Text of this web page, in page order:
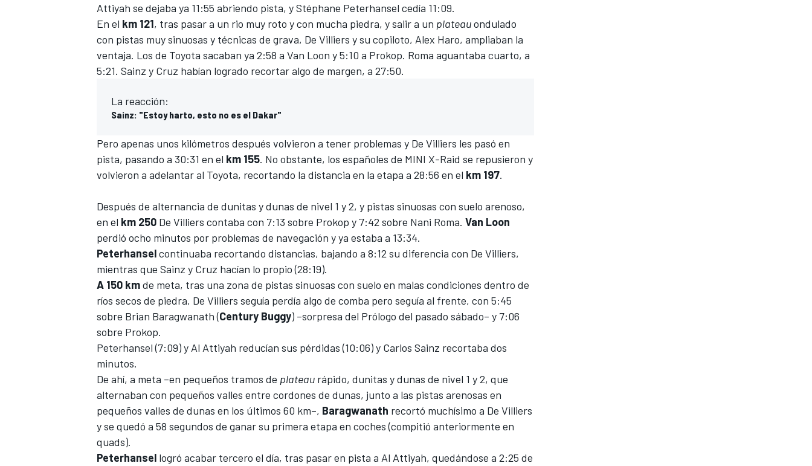
MÁS CATEGORÍAS
Attiyah se dejaba ya 11:55 abriendo pista, yStéphane Peterhansel cedía 11:09.
En el km 121, tras pasar a un rio muy roto y con mucha piedra, y salir a un plateauondulado
con pistas muy sinuosas y técnicas de grava, De Villiers y su copiloto, Alex Haro, ampliaban la
ventaja. Los de Toyota sacaban ya 2:58 a Van Loon y 5:10 a Prokop. Roma aguantaba cuarto, a
5:21. Sainz y Cruz habían logrado recortar algo de margen, a 27:50.
La reacción:
Sainz: "Estoy harto, esto no es el Dakar"
Pero apenas unos kilómetros después volvieron a tener problemas y De Villiers les pasó en
pista, pasando a 30:31 en el km 155. No obstante, los españoles de MINI X-Raid se repusieron y
volvieron a adelantar al Toyota, recortando la distancia en la etapa a 28:56 en el km 197.
Después de alternancia de dunitas y dunas de nivel 1 y 2, y pistas sinuosas con suelo arenoso,
en el km 250 De Villiers contaba con 7:13 sobre Prokop y 7:42 sobre Nani Roma. Van Loon
perdió ocho minutos por problemas de navegación y ya estaba a 13:34.
Peterhanselcontinuaba recortando distancias, bajando a 8:12 su diferencia con De Villiers,
mientras que Sainz y Cruz hacían lo propio (28:19).
A 150 kmde meta, tras una zona de pistas sinuosas con suelo en malas condiciones dentro de
ríos secos de piedra, De Villiers seguía perdía algo de comba pero seguía al frente, con 5:45
sobre Brian Baragwanath (Century Buggy) –sorpresa del Prólogo del pasado sábado– y 7:06
sobre Prokop.
Peterhansel (7:09) y Al Attiyah reducían sus pérdidas (10:06) y Carlos Sainz recortaba dos
minutos.
De ahí, a meta –en pequeños tramos de plateau rápido, dunitas y dunas de nivel 1 y 2, que
alternaban con pequeños valles entre cordones de dunas, junto a las pistas arenosas en
pequeños valles de dunas en los últimos 60 km–, Baragwanath recortó muchísimo a De Villiers
y se quedó a 58 segundos de ganar su primera etapa en coches (compitió anteriormente en
quads).
Peterhansel logró acabar tercero el día, tras pasar en pista a Al Attiyah, quedándose a 2:25 de